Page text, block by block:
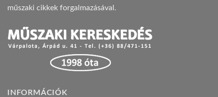
műszaki cikkek forgalmazásával.
INFORMÁCIÓK